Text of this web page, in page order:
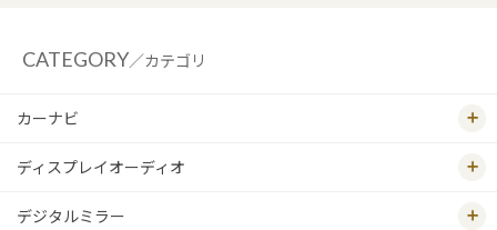
CATEGORY／カテゴリ
カーナビ
ディスプレイオーディオ
デジタルミラー